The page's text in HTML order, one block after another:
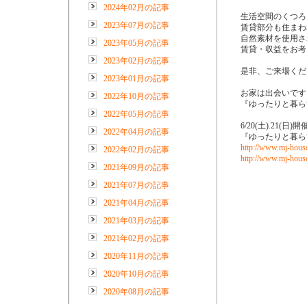
2024年02月の記事
2023年07月の記事
2023年05月の記事
2023年02月の記事
2023年01月の記事
2022年10月の記事
2022年05月の記事
2022年04月の記事
2022年02月の記事
2021年09月の記事
2021年07月の記事
2021年04月の記事
2021年03月の記事
2021年02月の記事
2020年11月の記事
2020年10月の記事
2020年08月の記事
生活空間のくつ
賃貸部分も住ま
自然素材を使用
賃貸・収益をお
是非、ご来場く
お家は出会いで
『ゆったりと暮
6/20(土).21(日)
『ゆったりと暮
http://www.mj-
http://www.mj-